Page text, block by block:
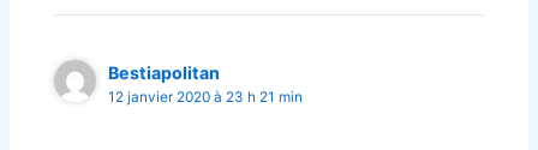
Bestiapolitan
12 janvier 2020 à 23 h 21 min